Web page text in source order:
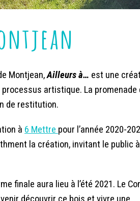
Montjean,Ailleurs à… est une
artistique. La promenade
de restitution.
à 6 Mettre pour l’année 2020-
la création, invitant le public
finale aura lieu à l’été 2021. Le